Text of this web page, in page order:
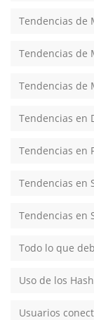
Tendencias de
Tendencias de
Tendencias de
Tendencias en
Tendencias en
Tendencias en
Tendencias en
Todo lo que
Uso de los
Usuarios